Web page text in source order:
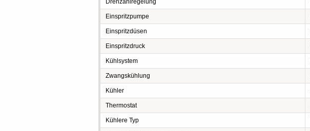
Drehzahlregelung
Einspritzpumpe
Einspritzdüsen
Einspritzdruck
Kühlsystem
Zwangskühlung
Kühler
Thermostat
Kühlere Typ